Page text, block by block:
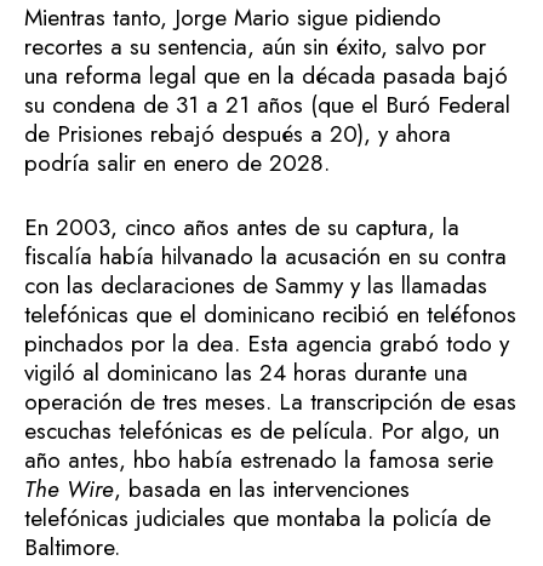
Mientras tanto, Jorge Mario sigue pidiendo
recortes a su sentencia, aún sin éxito, salvo por
una reforma legal que en la década pasada bajó
su condena de 31 a 21 años (que el Buró Federal
de Prisiones rebajó después a 20), y ahora
podría salir en enero de 2028.
En 2003, cinco años antes de su captura, la
fiscalía había hilvanado la acusación en su contra
con las declaraciones de Sammy y las llamadas
telefónicas que el dominicano recibió en teléfonos
pinchados por la dea. Esta agencia grabó todo y
vigiló al dominicano las 24 horas durante una
operación de tres meses. La transcripción de esas
escuchas telefónicas es de película. Por algo, un
año antes, hbo había estrenado la famosa serie
The Wire, basada en las intervenciones
telefónicas judiciales que montaba la policía de
Baltimore.